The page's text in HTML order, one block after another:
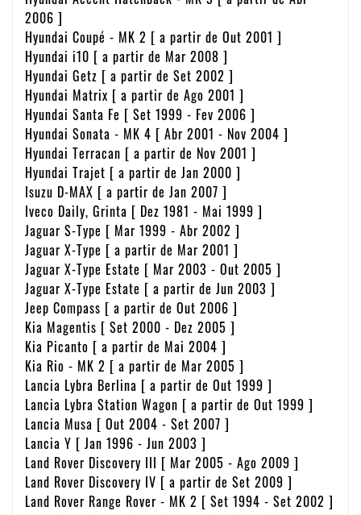
2006 ]
Hyundai Coupé - MK 2 [ a partir de Out 2001 ]
Hyundai i10 [ a partir de Mar 2008 ]
Hyundai Getz [ a partir de Set 2002 ]
Hyundai Matrix [ a partir de Ago 2001 ]
Hyundai Santa Fe [ Set 1999 - Fev 2006 ]
Hyundai Sonata - MK 4 [ Abr 2001 - Nov 2004 ]
Hyundai Terracan [ a partir de Nov 2001 ]
Hyundai Trajet [ a partir de Jan 2000 ]
Isuzu D-MAX [ a partir de Jan 2007 ]
Iveco Daily, Grinta [ Dez 1981 - Mai 1999 ]
Jaguar S-Type [ Mar 1999 - Abr 2002 ]
Jaguar X-Type [ a partir de Mar 2001 ]
Jaguar X-Type Estate [ Mar 2003 - Out 2005 ]
Jaguar X-Type Estate [ a partir de Jun 2003 ]
Jeep Compass [ a partir de Out 2006 ]
Kia Magentis [ Set 2000 - Dez 2005 ]
Kia Picanto [ a partir de Mai 2004 ]
Kia Rio - MK 2 [ a partir de Mar 2005 ]
Lancia Lybra Berlina [ a partir de Out 1999 ]
Lancia Lybra Station Wagon [ a partir de Out 1999 ]
Lancia Musa [ Out 2004 - Set 2007 ]
Lancia Y [ Jan 1996 - Jun 2003 ]
Land Rover Discovery III [ Mar 2005 - Ago 2009 ]
Land Rover Discovery IV [ a partir de Set 2009 ]
Land Rover Range Rover - MK 2 [ Set 1994 - Set 2002 ]